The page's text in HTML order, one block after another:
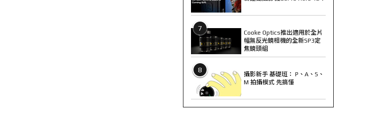
7
Cooke Optics推出適用於全片
幅無反光鏡相機的全新SP3定
焦鏡頭組
8
攝影新手 基礎班： P、A、S、
M 拍攝模式 先搞懂